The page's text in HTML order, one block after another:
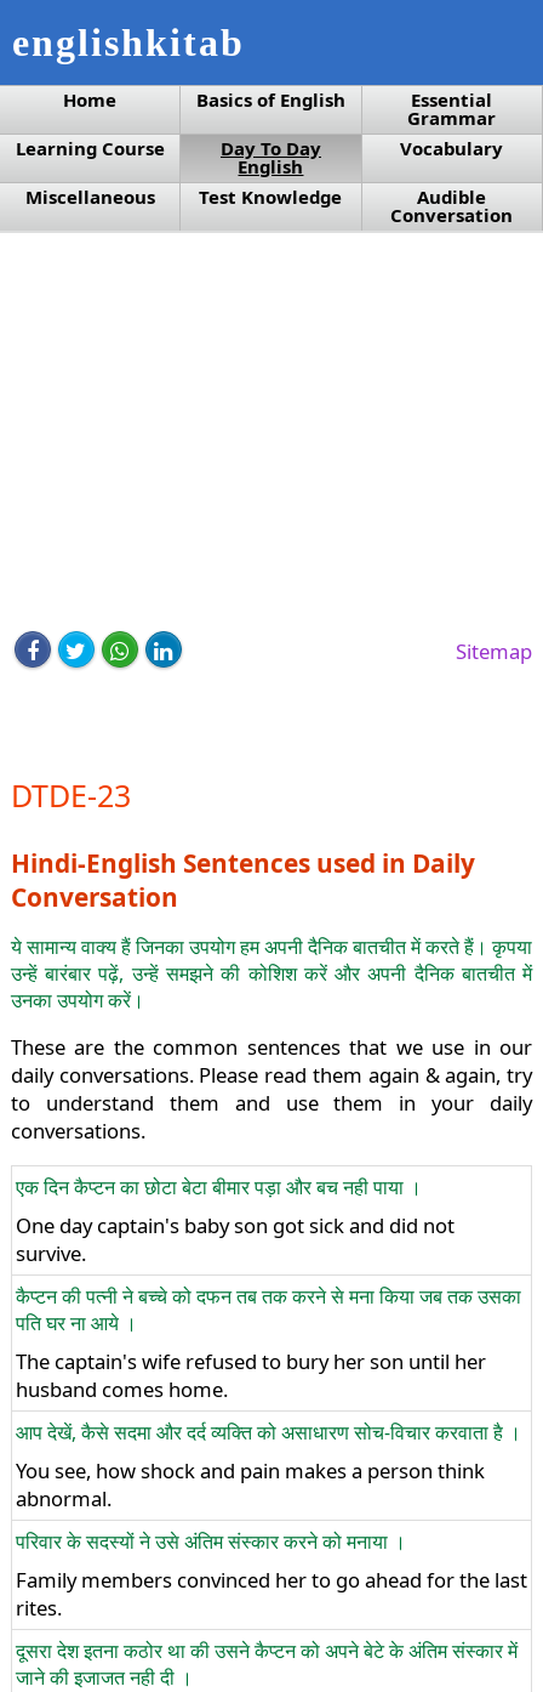
englishkitab
Home Basics of English Essential
Grammar
Learning Course
Day To Day
English
Vocabulary
Miscellaneous
Test Knowledge Audible
Conversation
Sitemap
DTDE-23
Hindi-English Sentences used in Daily
Conversation
ये सामान्य वाक्य हैं जिनका उपयोग हम अपनी दैनिक बातचीत में करते हैं। कृपया
उन्हें बारंबार पढ़ें, उन्हें समझने की कोशिश करें और अपनी दैनिक बातचीत में
उनका उपयोग करें।
These are the common sentences that we use in our
daily conversations. Please read them again & again, try
to understand them and use them in your daily
conversations.
एक दिन कैप्टन का छोटा बेटा बीमार पड़ा और बच नही पाया ।
One day captain's baby son got sick and did not
survive.
कैप्टन की पत्नी ने बच्चे को दफन तब तक करने से मना किया जब तक उसका
पति घर ना आये ।
The captain's wife refused to bury her son until her
husband comes home.
आप देखें, कैसे सदमा और दर्द व्यक्ति को असाधारण सोच-विचार करवाता है ।
You see, how shock and pain makes a person think
abnormal.
परिवार के सदस्यों ने उसे अंतिम संस्कार करने को मनाया ।
Family members convinced her to go ahead for the last
rites.
दूसरा देश इतना कठोर था की उसने कैप्टन को अपने बेटे के अंतिम संस्कार में
जाने की इजाजत नही दी ।